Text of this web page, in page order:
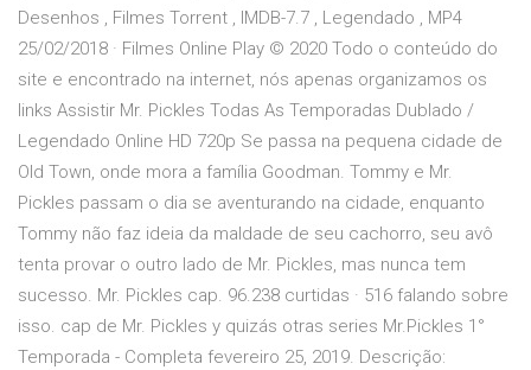
Desenhos , Filmes Torrent , IMDB-7.7 , Legendado , MP4
25/02/2018 · Filmes Online Play © 2020 Todo o conteúdo do
site e encontrado na internet, nós apenas organizamos os
links Assistir Mr. Pickles Todas As Temporadas Dublado /
Legendado Online HD 720p Se passa na pequena cidade de
Old Town, onde mora a família Goodman. Tommy e Mr.
Pickles passam o dia se aventurando na cidade, enquanto
Tommy não faz ideia da maldade de seu cachorro, seu avô
tenta provar o outro lado de Mr. Pickles, mas nunca tem
sucesso. Mr. Pickles cap. 96.238 curtidas · 516 falando sobre
isso. cap de Mr. Pickles y quizás otras series Mr.Pickles 1°
Temporada - Completa fevereiro 25, 2019. Descrição: